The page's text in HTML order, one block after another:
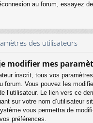
au forum, essayez
des utilisateurs
modifier mes
inscrit, tous vos
forum. Vous pouvez les
l’utilisateur. Le lien vers ce
sur votre nom d’utilisateur
vous permettra de
préférences.